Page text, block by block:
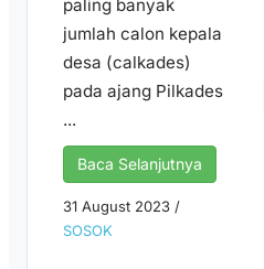
paling banyak
jumlah calon kepala
desa (calkades)
pada ajang Pilkades
...
Baca Selanjutnya
31 August 2023 /
SOSOK